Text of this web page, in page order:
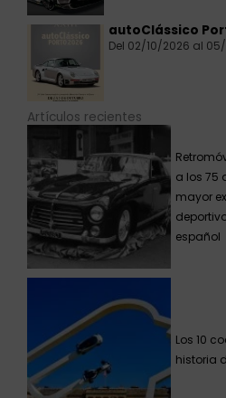
autoClássico
Del 02/10/2026 al
Artículos recientes
a los 75
mayor
español
Los 10
historia